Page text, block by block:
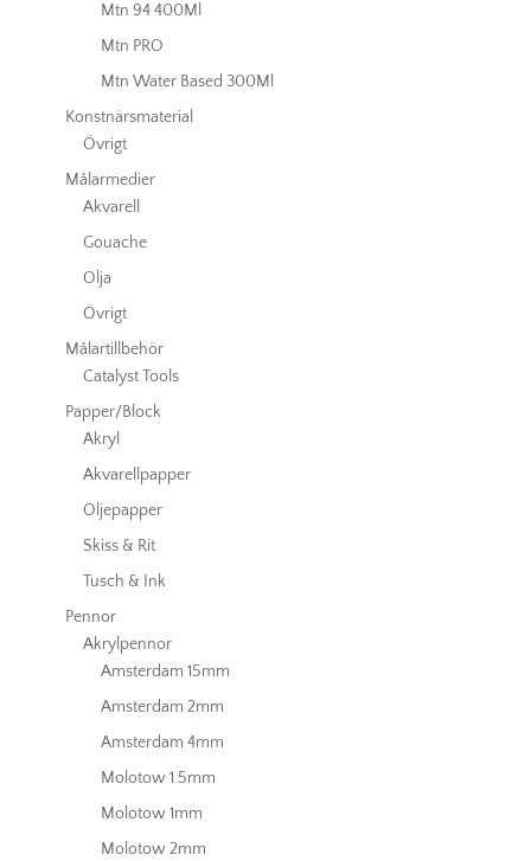
Mtn 94 400Ml
Mtn PRO
Mtn Water Based 300Ml
Konstnärsmaterial
Övrigt
Målarmedier
Akvarell
Gouache
Olja
Övrigt
Målartillbehör
Catalyst Tools
Papper/Block
Akryl
Akvarellpapper
Oljepapper
Skiss & Rit
Tusch & Ink
Pennor
Akrylpennor
Amsterdam 15mm
Amsterdam 2mm
Amsterdam 4mm
Molotow 1.5mm
Molotow 1mm
Molotow 2mm